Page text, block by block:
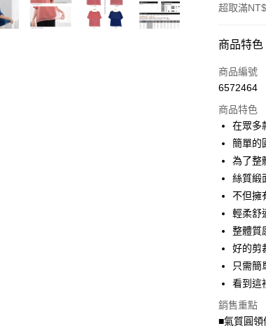
超取滿
付款方式
信用卡一次
LINE Pay
Apple Pay
街口支付
悠遊付
Google
全盈+PAY
大哥付你
【大哥付
1.本服務
AFTEE先
商品特色
商品編號
6572464
商品特色
在眾多
簡單的
為了整
絲質緞
不但擁
輕柔舒
整體質
好的剪
只需簡
看到這
銷售重點
■氣質圓領